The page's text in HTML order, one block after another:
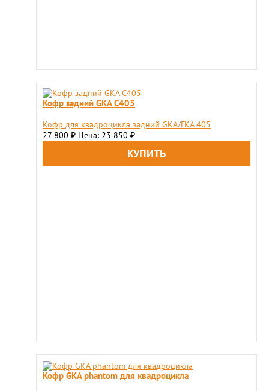
Кофр задний GKA C405
Кофр для квадроцикла задний GKA/ГКА 405
27 800 ₽ Цена: 23 850 ₽
Кофр GKA phantom для квадроцикла